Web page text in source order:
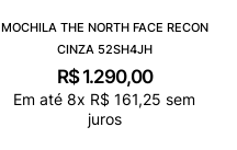
MOCHILA THE NORTH FACE RECON
CINZA 52SH4JH
R$ 1.290,00
Em até 8x R$ 161,25 sem
juros